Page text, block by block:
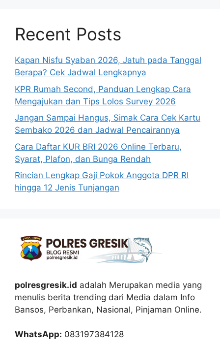
Recent Posts
Kapan Nisfu Syaban 2026, Jatuh pada Tanggal
Berapa? Cek Jadwal Lengkapnya
KPR Rumah Second, Panduan Lengkap Cara
Mengajukan dan Tips Lolos Survey 2026
Jangan Sampai Hangus, Simak Cara Cek Kartu
Sembako 2026 dan Jadwal Pencairannya
Cara Daftar KUR BRI 2026 Online Terbaru,
Syarat, Plafon, dan Bunga Rendah
Rincian Lengkap Gaji Pokok Anggota DPR RI
hingga 12 Jenis Tunjangan
polresgresik.id adalah Merupakan media yang
menulis berita trending dari Media dalam Info
Bansos, Perbankan, Nasional, Pinjaman Online.
WhatsApp: 083197384128